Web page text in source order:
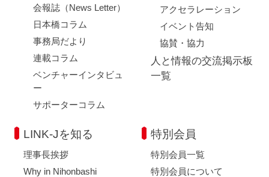
会報誌（News Letter）
日本橋コラム
事務局だより
連載コラム
ベンチャーインタビュ
ー
サポーターコラム
アクセラレーション
イベント告知
協賛・協力
人と情報の交流掲示板
一覧
LINK-Jを知る
理事長挨拶
Why in Nihonbashi
特別会員
特別会員一覧
特別会員について